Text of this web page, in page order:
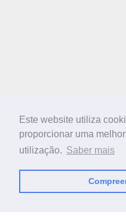
Este website utiliza
proporcionar uma
utilização. Saber mais
POLÍTICA DE